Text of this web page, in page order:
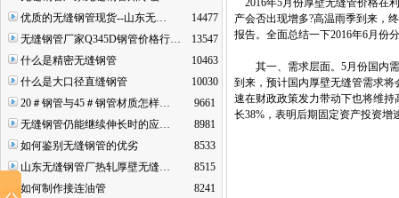
优质的无缝钢管现货--山东无…
14477
无缝钢管厂家Q345D钢管价格行…
13547
什么是精密无缝钢管
10463
什么是大口径直缝钢管
10030
20＃钢管与45＃钢管材质怎样…
9661
无缝钢管仍能继续伸长时的应…
8981
如何鉴别无缝钢管的优劣
8533
山东无缝钢管厂热轧厚壁无缝…
8515
如何制作接连油管
8241
2016年5月份厚壁无缝管价格在
产会否出现增多?高温雨季到来，
报告。全面总结一下2016年6月份
其一、需求层面。5月份国内需
到来，预计国内厚壁无缝管需求
速在财政政策发力带动下也将维持
长38%，表明后期固定资产投资